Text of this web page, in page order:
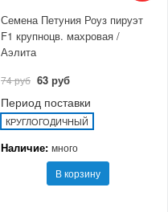
Семена Петуния Роуз пируэт
F1 крупноцв. махровая /
Аэлита
74 руб 63 руб
Период поставки
КРУГЛОГОДИЧНЫЙ
Наличие: много
В корзину